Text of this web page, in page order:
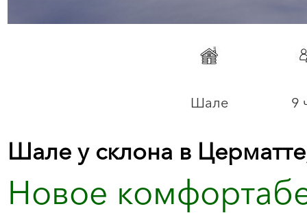
Шале 9
Шале у склона в
Новое